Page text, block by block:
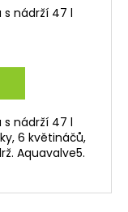
s nádrží 47 l
s nádrží 47 l
6 květináčů,
Aquavalve5.